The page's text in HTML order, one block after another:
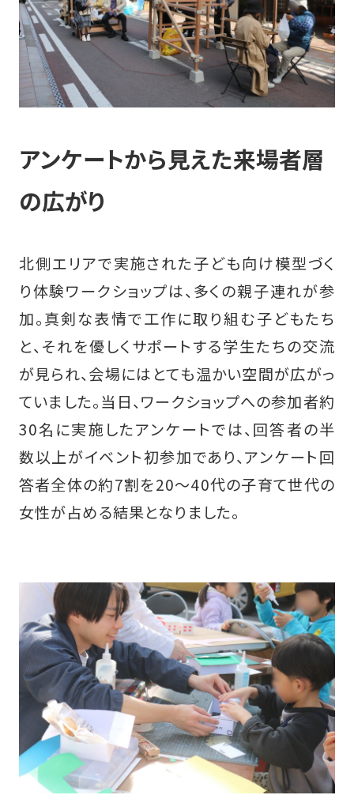
アンケートから見えた来場者層
の広がり
北側エリアで実施された子ども向け模型づく
り体験ワークショップは、多くの親子連れが参
加。真剣な表情で工作に取り組む子どもたち
と、それを優しくサポートする学生たちの交流
が見られ、会場にはとても温かい空間が広がっ
ていました。当日、ワークショップへの参加者約
30名に実施したアンケートでは、回答者の半
数以上がイベント初参加であり、アンケート回
答者全体の約7割を20〜40代の子育て世代の
女性が占める結果となりました。